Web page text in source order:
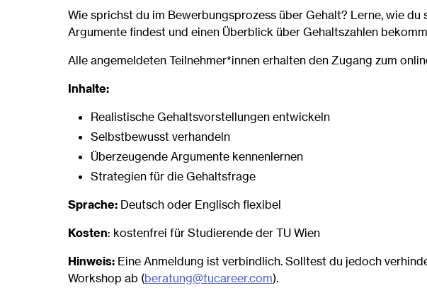
Wie sprichst du im Bewerbungsprozess über Gehalt? Lerne, wie
Argumente findest und einen Überblick über Gehaltszahlen
Alle angemeldeten Teilnehmer*innen erhalten den Zugang zum
Inhalte:
Realistische Gehaltsvorstellungen entwickeln
Selbstbewusst verhandeln
Überzeugende Argumente kennenlernen
Strategien für die Gehaltsfrage
Sprache: Deutsch oder Englisch flexibel
Kosten: kostenfrei für Studierende der TU Wien
Hinweis: Eine Anmeldung ist verbindlich. Solltest du jedoch
Workshop ab (beratung@tucareer.com).